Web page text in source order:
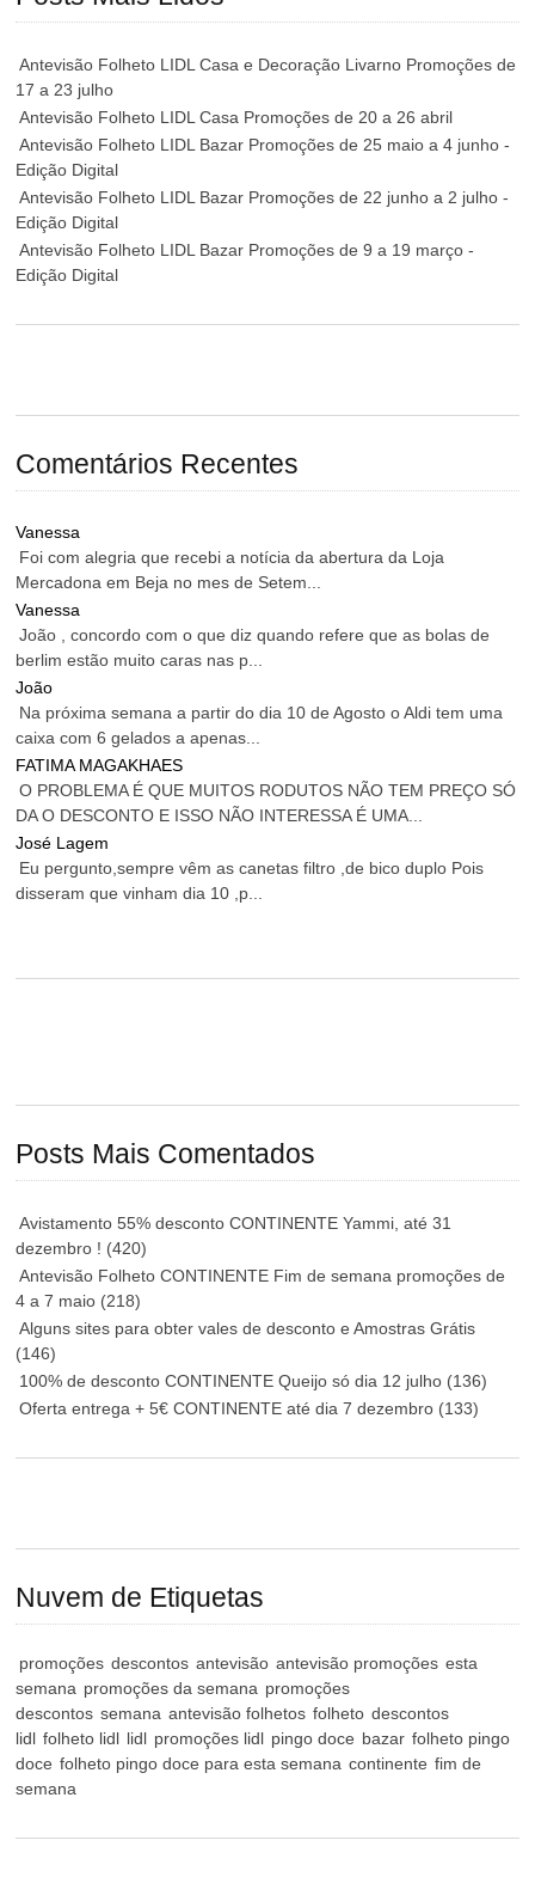
Antevisão Folheto LIDL Casa e Decoração Livarno Promoções de
17 a 23 julho
Antevisão Folheto LIDL Casa Promoções de 20 a 26 abril
Antevisão Folheto LIDL Bazar Promoções de 25 maio a 4 junho -
Edição Digital
Antevisão Folheto LIDL Bazar Promoções de 22 junho a 2 julho -
Edição Digital
Antevisão Folheto LIDL Bazar Promoções de 9 a 19 março -
Edição Digital
Comentários Recentes
Vanessa
Foi com alegria que recebi a notícia da abertura da Loja
Mercadona em Beja no mes de Setem...
Vanessa
João , concordo com o que diz quando refere que as bolas de
berlim estão muito caras nas p...
João
Na próxima semana a partir do dia 10 de Agosto o Aldi tem uma
caixa com 6 gelados a apenas...
FATIMA MAGAKHAES
O PROBLEMA É QUE MUITOS RODUTOS NÃO TEM PREÇO SÓ
DA O DESCONTO E ISSO NÃO INTERESSA É UMA...
José Lagem
Eu pergunto,sempre vêm as canetas filtro ,de bico duplo Pois
disseram que vinham dia 10 ,p...
Posts Mais Comentados
Avistamento 55% desconto CONTINENTE Yammi, até 31
dezembro ! (420)
Antevisão Folheto CONTINENTE Fim de semana promoções de
4 a 7 maio (218)
Alguns sites para obter vales de desconto e Amostras Grátis
(146)
100% de desconto CONTINENTE Queijo só dia 12 julho (136)
Oferta entrega + 5€ CONTINENTE até dia 7 dezembro (133)
Nuvem de Etiquetas
promoções descontos antevisão antevisão promoções esta
semana promoções da semana promoções
descontos semana antevisão folhetos folheto descontos
lidl folheto lidl lidl promoções lidl pingo doce bazar folheto pingo
doce folheto pingo doce para esta semana continente fim de
semana